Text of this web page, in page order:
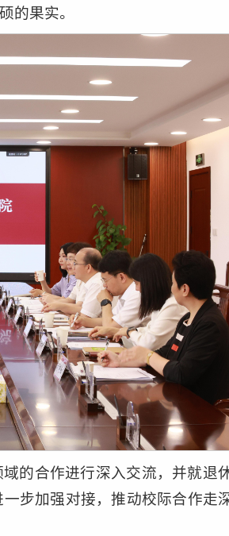
的果实。
的合作进行深入交流，并就退
步加强对接，推动校际合作走